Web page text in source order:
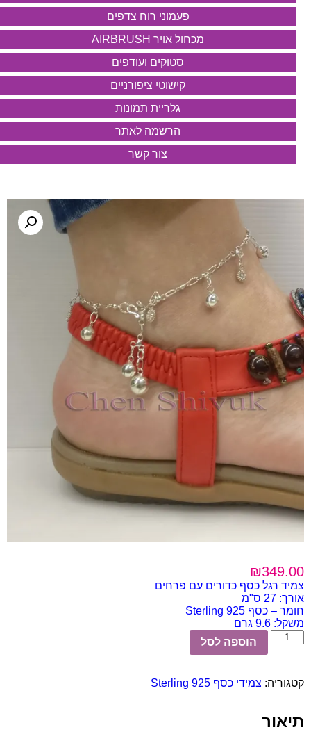
פעמוני רוח צדפים
מכחול אויר AIRBRUSH
סטוקים ועודפים
קישוטי ציפורניים
גלריית תמונות
הרשמה לאתר
צור קשר
₪349.00
צמיד רגל כסף כדורים עם פרחים
אורך: 27 ס"מ
חומר – כסף 925 Sterling
משקל: 9.6 גרם
כמות
של
כסף
פרחים
הוספה לסל
קטגוריה: צמידי כסף 925 Sterling
תיאור